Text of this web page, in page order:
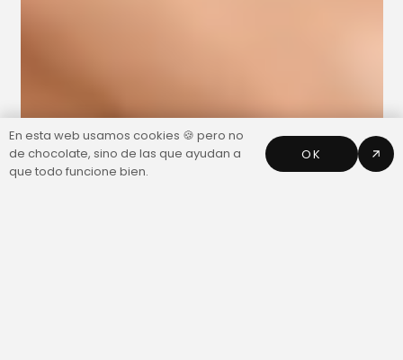
En esta web usamos cookies 🍪 pero no
de chocolate, sino de las que ayudan a
que todo funcione bien.
OK